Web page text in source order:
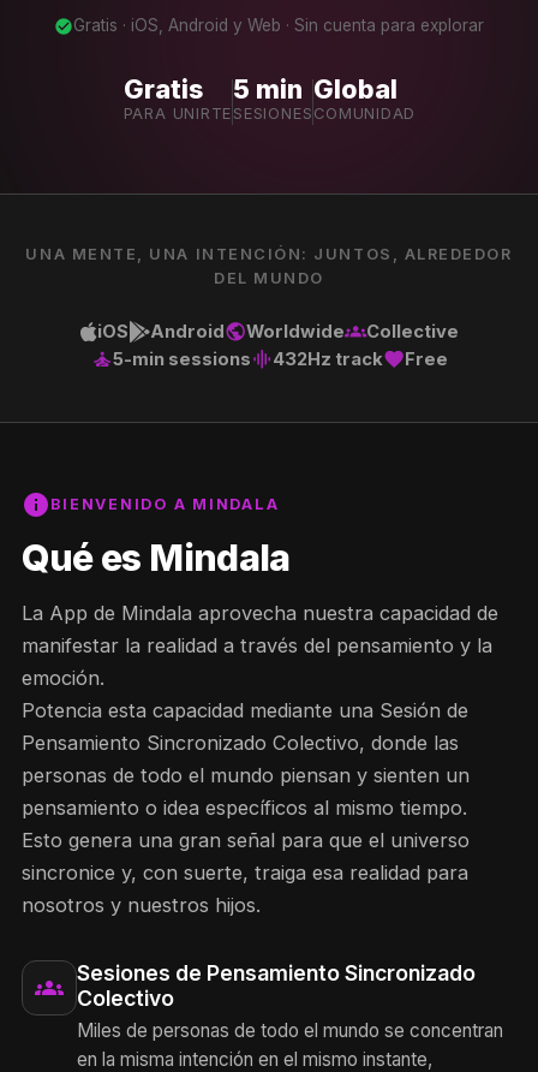
check_circleGratis · iOS, Android y Web · Sin cuenta para explorar
Gratis
PARA UNIRTE
5 min
SESIONES
Global
COMUNIDAD
UNA MENTE, UNA INTENCIÓN: JUNTOS, ALREDEDOR
DEL MUNDO
iOS AndroidpublicWorldwidegroupsCollective
self_improvement5-min sessionsgraphic_eq432Hz trackfavoriteFree
info BIENVENIDO A MINDALA
Qué es Mindala
La App de Mindala aprovecha nuestra capacidad de
manifestar la realidad a través del pensamiento y la
emoción.
Potencia esta capacidad mediante una Sesión de
Pensamiento Sincronizado Colectivo, donde las
personas de todo el mundo piensan y sienten un
pensamiento o idea específicos al mismo tiempo.
Esto genera una gran señal para que el universo
sincronice y, con suerte, traiga esa realidad para
nosotros y nuestros hijos.
groups
Sesiones de Pensamiento Sincronizado
Colectivo
Miles de personas de todo el mundo se concentran
en la misma intención en el mismo instante,